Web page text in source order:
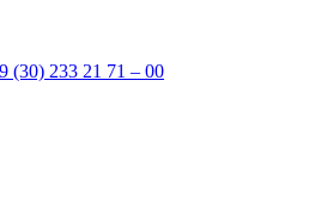
(30) 233 21 71 – 00